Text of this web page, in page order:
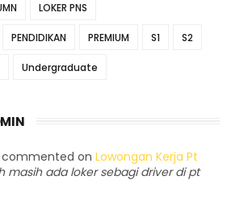
LOKER PNS
PENDIDIKAN PREMIUM S1 S2
Undergraduate
commented on Lowongan Kerja Pt
masih ada loker sebagi driver di pt